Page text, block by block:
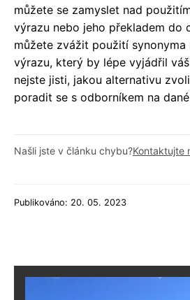
můžete se zamyslet nad
výrazu nebo jeho překladem do
můžete zvážit použití synonyma
výrazu, který by lépe vyjádřil
nejste jisti, jakou alternativu
poradit se s odborníkem na
Našli jste v článku chybu?Kontaktujte
Publikováno: 20. 05. 2023